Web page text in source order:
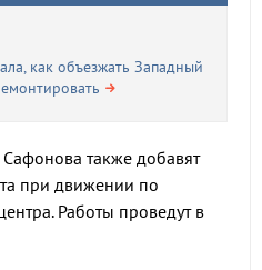
как объезжать Западный
также добавят
при движении по
Работы проведут в